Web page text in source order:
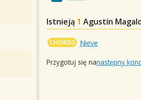
Istnieją 1 Agustín
CHORDS Nieve
Przygotuj się nanastępny